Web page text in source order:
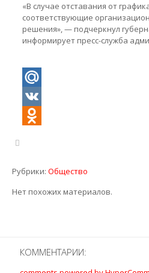
«В случае отставания от
соответствующие
решения», — подчеркнул
информирует пресс-служба
Mail.Ru
VK
Рубрики: Общество
Нет похожих материалов.
КОММЕНТАРИИ: